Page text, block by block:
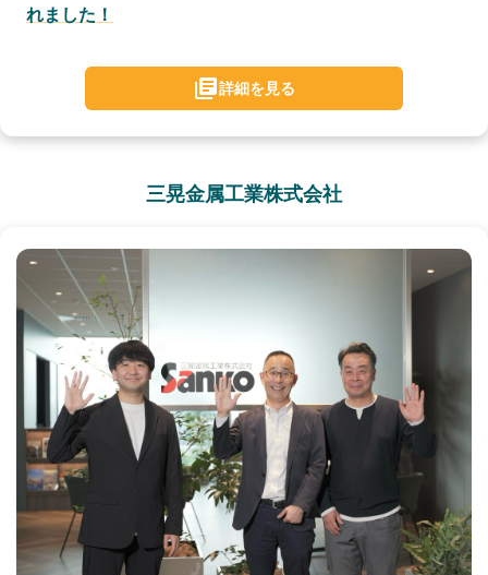
れました！
詳細を見る
三晃金属工業株式会社